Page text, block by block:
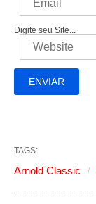
Digite seu Site...
TAGS:
Arnold Classic